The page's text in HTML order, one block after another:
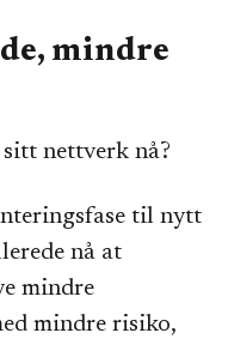
mindre
nettverk nå?
til nytt
nå at
mindre
mindre risiko,